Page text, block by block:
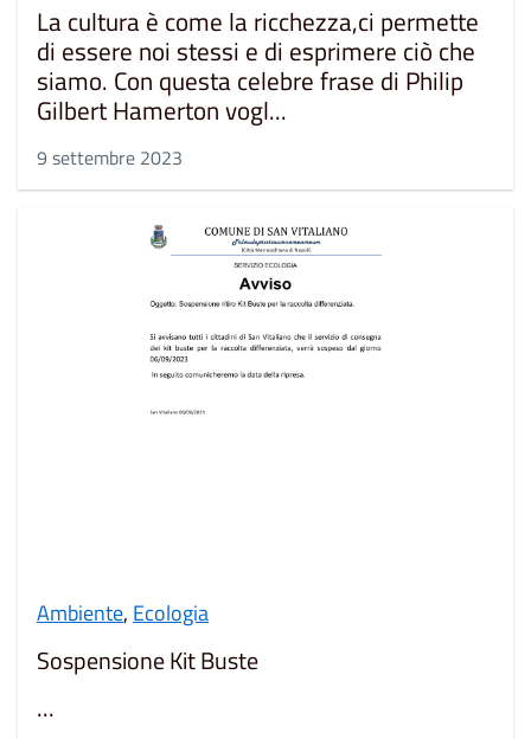
La cultura è come la ricchezza,ci permette
di essere noi stessi e di esprimere ciò che
siamo. Con questa celebre frase di Philip
Gilbert Hamerton vogl...
9 settembre 2023
Ambiente,Ecologia
Sospensione Kit Buste
...